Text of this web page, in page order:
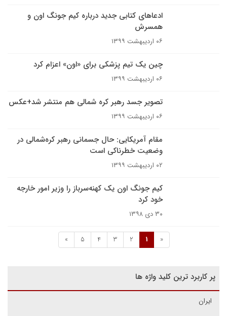
ادعاهای کتابی جدید درباره کیم جونگ اون و
همسرش
۰۶ اردیبهشت ۱۳۹۹
چین یک تیم پزشکی برای «اون» اعزام کرد
۰۶ اردیبهشت ۱۳۹۹
تصویر جسد رهبر کره شمالی هم منتشر شد+عکس
۰۶ اردیبهشت ۱۳۹۹
مقام آمریکایی: حال جسمانی رهبر کره‌شمالی در
وضعیت خطرناکی است
۰۲ اردیبهشت ۱۳۹۹
کیم جونگ اون یک کهنه‌سرباز را وزیر امور خارجه
خود کرد
۳۰ دی ۱۳۹۸
«
1
2
3
4
5
»
پر کاربرد ترین کلید واژه ها
ایران